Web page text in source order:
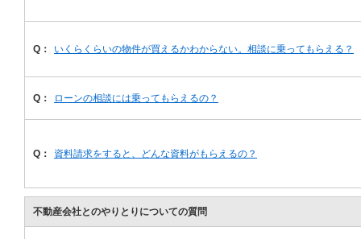
Q： いくらくらいの物件が買えるかわからない。相談に乗ってもらえる？
Q： ローンの相談には乗ってもらえるの？
Q： 資料請求をすると、どんな資料がもらえるの？
不動産会社とのやりとりについての質問